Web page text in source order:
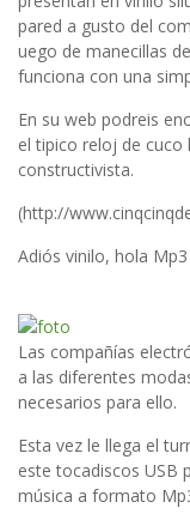
pared a gusto del
uego de manecillas
funciona con una
En su web podreis
el tipico reloj de cuco
constructivista.
(http://
Adiós vinilo, hola Mp3
Las compañías
a las diferentes
necesarios para ello.
Esta vez le llega el
este tocadiscos USB
música a formato